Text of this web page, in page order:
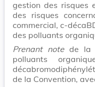
gestion des risques
des risques
commercial, c-
des polluants
Prenant notede la
polluants
de la Convention,